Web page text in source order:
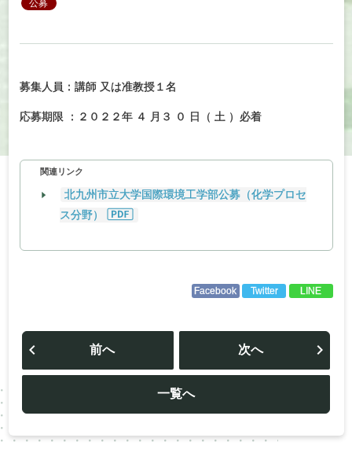
公募
募集人員：講師 又は准教授１名
応募期限 ：２０２２年 ４ 月３ ０ 日（ 土 ）必着
関連リンク
北九州市立大学国際環境工学部公募（化学プロセ
ス分野）
Facebook Twitter LINE
投
ビ
ー
シ
ョ
前へ
一覧へ
次へ